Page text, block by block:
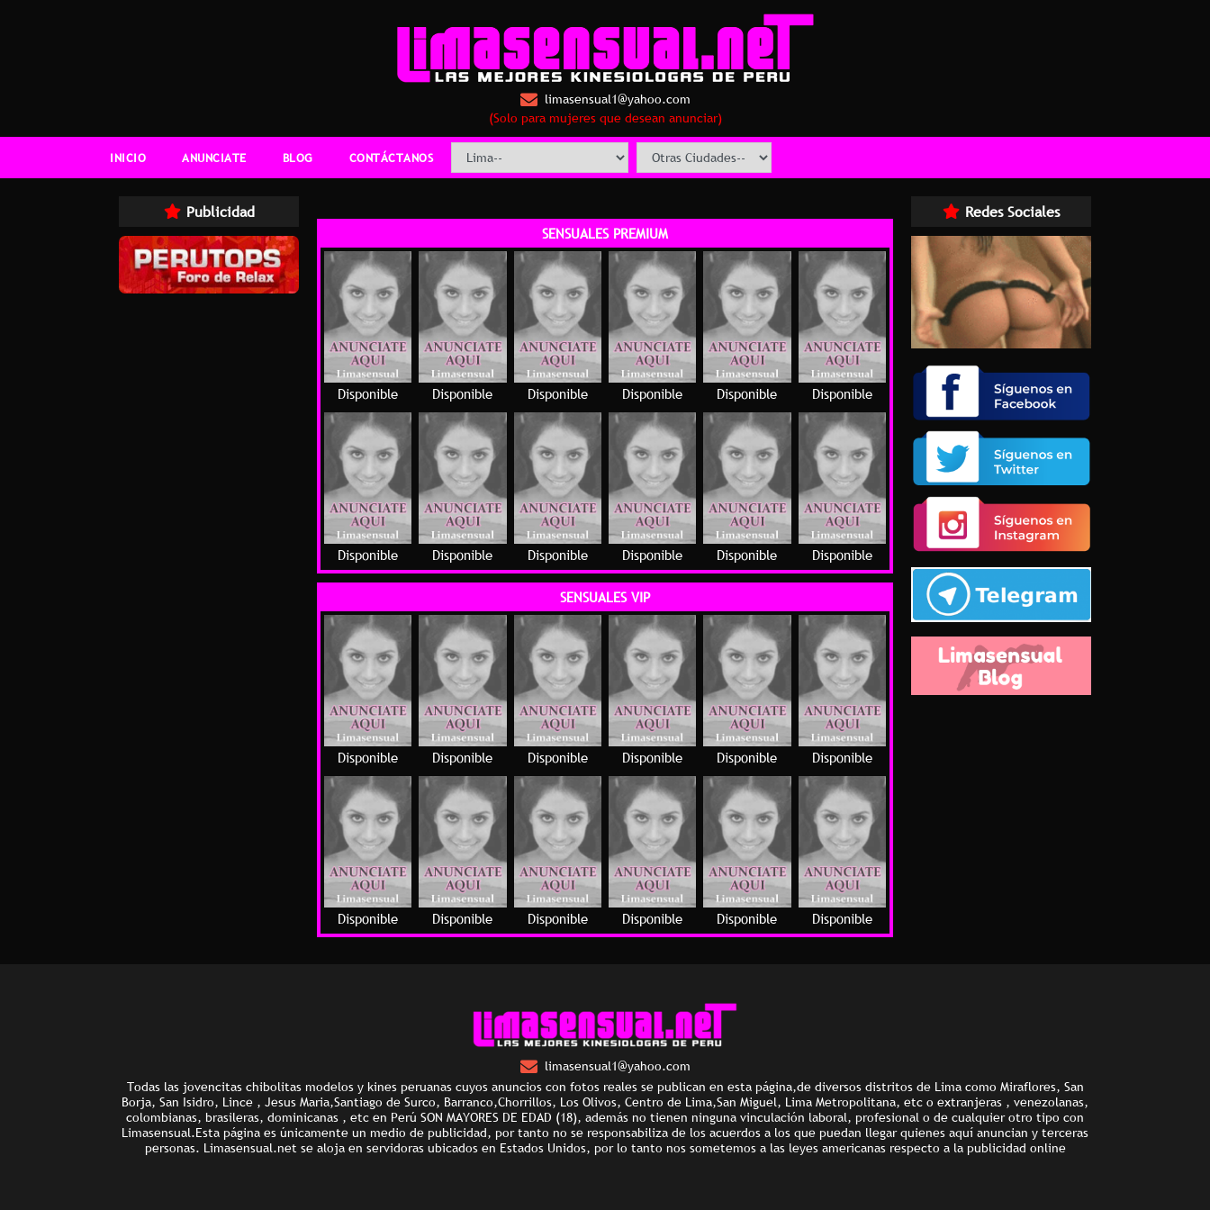
limasensual1@yahoo.com
(Solo para mujeres que desean anunciar)
INICIO ANUNCIATE BLOG CONTÁCTANOS
Publicidad
SENSUALES PREMIUM
Disponible Disponible Disponible Disponible Disponible Disponible
Disponible Disponible Disponible Disponible Disponible Disponible
SENSUALES VIP
Disponible Disponible Disponible Disponible Disponible Disponible
Disponible Disponible Disponible Disponible Disponible Disponible
Redes Sociales
limasensual1@yahoo.com
Todas las jovencitas chibolitas modelos y kines peruanas cuyos anuncios con fotos reales se publican en esta página,de diversos distritos de Lima como Miraflores, San
Borja, San Isidro, Lince , Jesus Maria,Santiago de Surco, Barranco,Chorrillos, Los Olivos, Centro de Lima,San Miguel, Lima Metropolitana, etc o extranjeras , venezolanas,
colombianas, brasileras, dominicanas , etc en Perú SON MAYORES DE EDAD (18), además no tienen ninguna vinculación laboral, profesional o de cualquier otro tipo con
Limasensual.Esta página es únicamente un medio de publicidad, por tanto no se responsabiliza de los acuerdos a los que puedan llegar quienes aquí anuncian y terceras
personas. Limasensual.net se aloja en servidoras ubicados en Estados Unidos, por lo tanto nos sometemos a las leyes americanas respecto a la publicidad online